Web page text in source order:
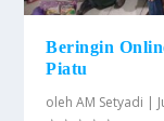
Beringin
Piatu
olehAM Setyadi |